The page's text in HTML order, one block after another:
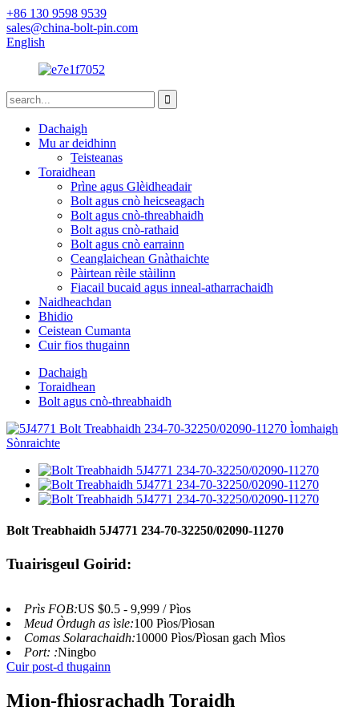
+86 130 9598 9539
sales@china-bolt-pin.com
English
Dachaigh
Mu ar deidhinn
Teisteanas
Toraidhean
Prìne agus Glèidheadair
Bolt agus cnò heicseagach
Bolt agus cnò-threabhaidh
Bolt agus cnò-rathaid
Bolt agus cnò earrainn
Ceanglaichean Gnàthaichte
Pàirtean rèile stàilinn
Fiacail bucaid agus inneal-atharrachaidh
Naidheachdan
Bhidio
Ceistean Cumanta
Cuir fios thugainn
Dachaigh
Toraidhean
Bolt agus cnò-threabhaidh
Bolt Treabhaidh 5J4771 234-70-32250/02090-11270
Tuairisgeul Goirid:
Prìs FOB:US $0.5 - 9,999 / Pìos
Meud Òrdugh as ìsle:100 Pìos/Pìosan
Comas Solarachaidh:10000 Pìos/Pìosan gach Mìos
Port: :Ningbo
Cuir post-d thugainn
Mion-fhiosrachadh Toraidh